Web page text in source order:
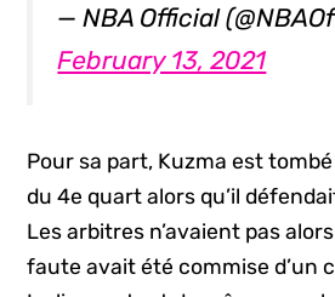
— NBA Official
February 13, 2021
Pour sa part, Kuzma est
du 4e quart alors qu’il
Les arbitres n’avaient pas
faute avait été commise d’un